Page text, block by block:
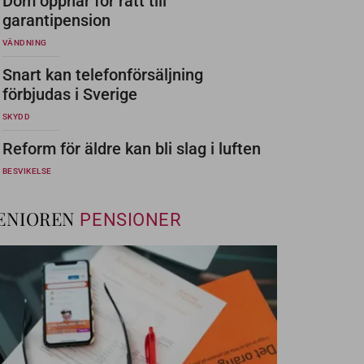
garantipension
VÄNDNING
Snart kan telefonförsäljning
förbjudas i Sverige
SKYDD
Reform för äldre kan bli slag i luften
BESVIKELSE
PENSIONER